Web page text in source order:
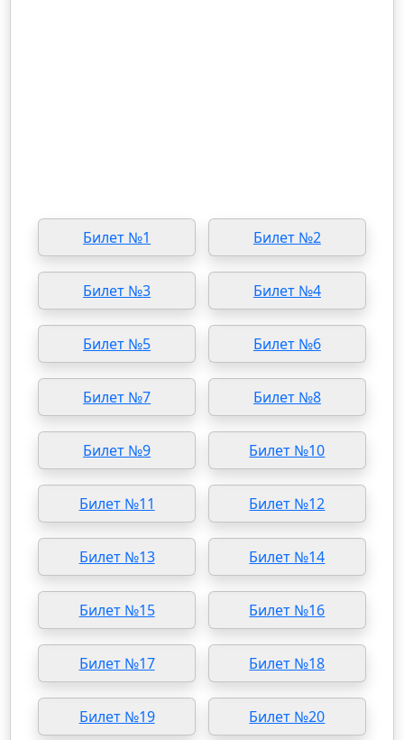
Билет №1 Билет №2
Билет №3 Билет №4
Билет №5 Билет №6
Билет №7 Билет №8
Билет №9 Билет №10
Билет №11 Билет №12
Билет №13 Билет №14
Билет №15 Билет №16
Билет №17 Билет №18
Билет №19 Билет №20